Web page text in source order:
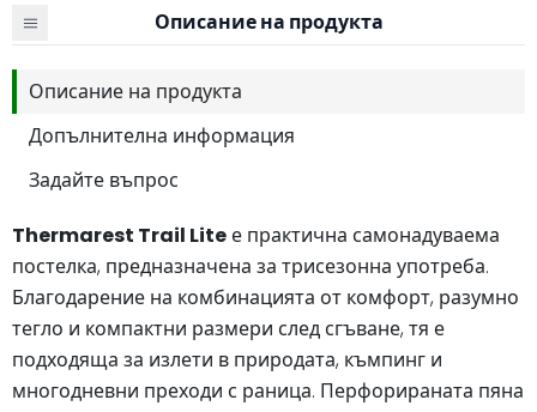
Описание на продукта
Описание на продукта
Допълнителна информация
Задайте въпрос
Thermarest Trail Lite е практична самонадуваема
постелка, предназначена за трисезонна употреба.
Благодарение на комбинацията от комфорт, разумно
тегло и компактни размери след сгъване, тя е
подходяща за излети в природата, къмпинг и
многодневни преходи с раница. Перфорираната пяна